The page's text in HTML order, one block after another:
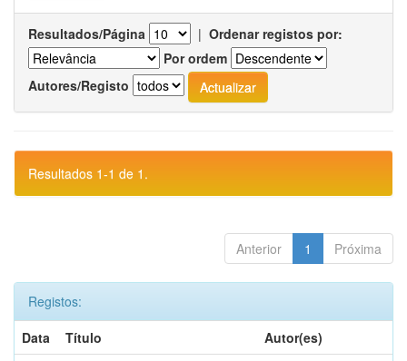
Resultados/Página | Ordenar registos por:
Por ordem
Autores/Registo
Resultados 1-1 de 1.
Anterior 1 Próxima
Registos:
Data
Título
Autor(es)